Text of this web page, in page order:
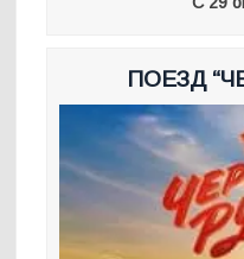
ПОЕЗД